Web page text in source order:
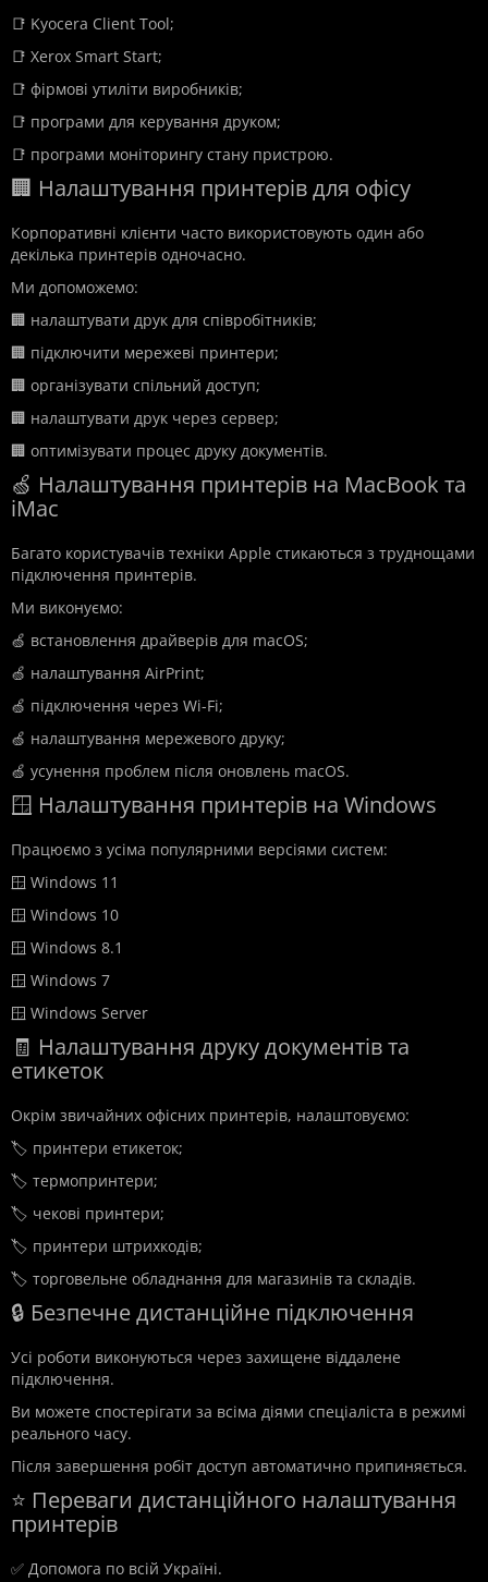
📑 Kyocera Client Tool;
📑 Xerox Smart Start;
📑 фірмові утиліти виробників;
📑 програми для керування друком;
📑 програми моніторингу стану пристрою.
🏢 Налаштування принтерів для офісу
Корпоративні клієнти часто використовують один або
декілька принтерів одночасно.
Ми допоможемо:
🏢 налаштувати друк для співробітників;
🏢 підключити мережеві принтери;
🏢 організувати спільний доступ;
🏢 налаштувати друк через сервер;
🏢 оптимізувати процес друку документів.
🍏 Налаштування принтерів на MacBook та
iMac
Багато користувачів техніки Apple стикаються з труднощами
підключення принтерів.
Ми виконуємо:
🍏 встановлення драйверів для macOS;
🍏 налаштування AirPrint;
🍏 підключення через Wi-Fi;
🍏 налаштування мережевого друку;
🍏 усунення проблем після оновлень macOS.
🪟 Налаштування принтерів на Windows
Працюємо з усіма популярними версіями систем:
🪟 Windows 11
🪟 Windows 10
🪟 Windows 8.1
🪟 Windows 7
🪟 Windows Server
🧾 Налаштування друку документів та
етикеток
Окрім звичайних офісних принтерів, налаштовуємо:
🏷️ принтери етикеток;
🏷️ термопринтери;
🏷️ чекові принтери;
🏷️ принтери штрихкодів;
🏷️ торговельне обладнання для магазинів та складів.
🔒 Безпечне дистанційне підключення
Усі роботи виконуються через захищене віддалене
підключення.
Ви можете спостерігати за всіма діями спеціаліста в режимі
реального часу.
Після завершення робіт доступ автоматично припиняється.
⭐ Переваги дистанційного налаштування
принтерів
✅ Допомога по всій Україні.